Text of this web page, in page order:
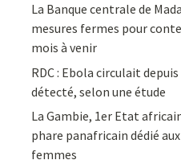
La Banque centrale de
mesures fermes pour
mois à venir
RDC : Ebola circulait
détecté, selon une étude
La Gambie, 1er Etat
phare panafricain dédié
femmes